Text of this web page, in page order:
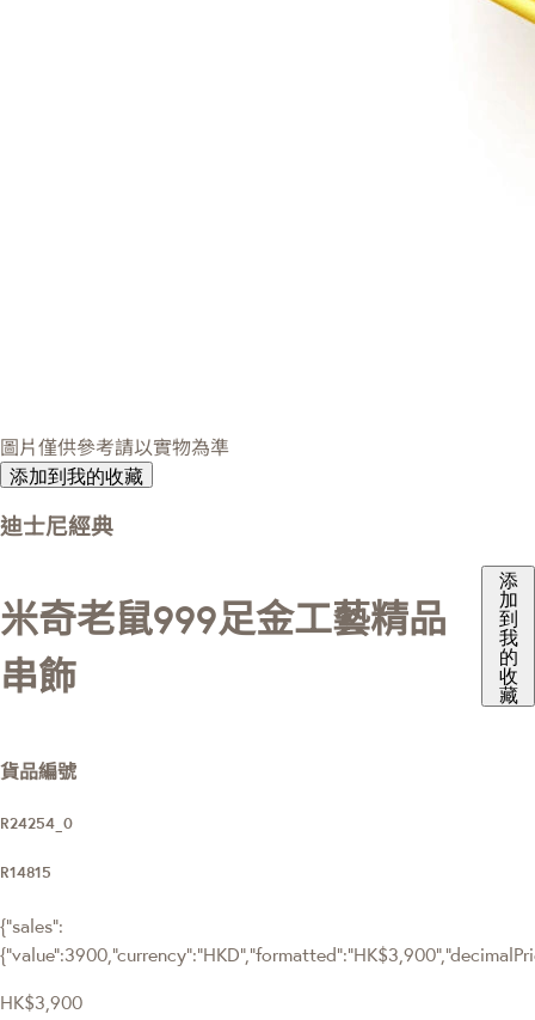
圖片僅供參考請以實物為準
添加到我的收藏
迪士尼經典
米奇老鼠999足金工藝精品
串飾
添
加
到
我
的
收
藏
貨品編號
R24254_0
R14815
{"sales":
HK$3,900